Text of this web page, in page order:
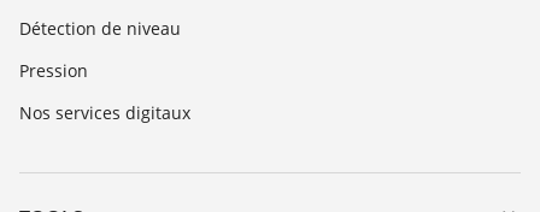
Détection de niveau
Pression
Nos services digitaux